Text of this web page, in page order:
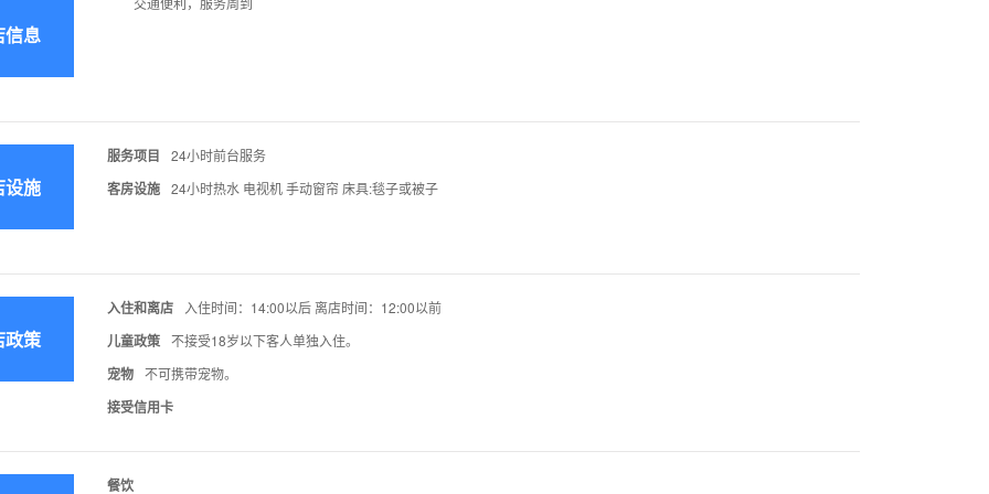
信息
设施
服务项目 24小时前台服务
客房设施 24小时热水 电视机 手动窗帘 床具:毯子或被子
政策
入住和离店 入住时间：14:00以后 离店时间：12:00以前
儿童政策 不接受18岁以下客人单独入住。
宠物 不可携带宠物。
接受信用卡
餐饮